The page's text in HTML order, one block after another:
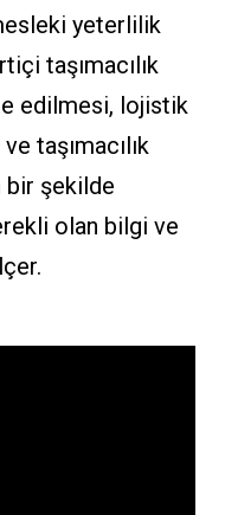
yeterlilik
taşımacılık
edilmesi, lojistik
taşımacılık
şekilde
olan bilgi ve